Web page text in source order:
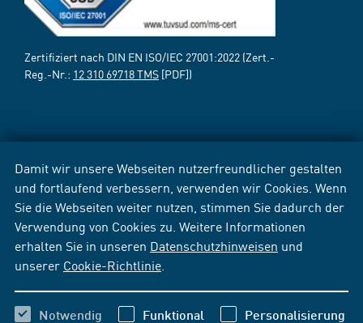
Damit wir unsere Webseiten nutzerfreundlicher gestalten
und fortlaufend verbessern, verwenden wir Cookies. Wenn
Sie die Webseiten weiter nutzen, stimmen Sie dadurch der
Verwendung von Cookies zu. Weitere Informationen
erhalten Sie in unseren Datenschutzhinweisen und
unserer Cookie-Richtlinie
Notwendig Funktional Personalisierung
Zertifiziert nach DIN EN ISO/IEC 27001:2022 (Zert.-
Reg.-Nr.: 12 310 69718 TMS [PDF])